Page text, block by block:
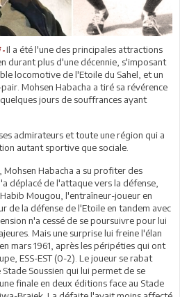
- Il a été l'une des principales attractions
durant plus d'une décennie, s'imposant
locomotive de l'Etoile du Sahel, et un
Mohsen Habacha a tiré sa révérence
jours de souffrances ayant
admirateurs et toute une région qui a
autant sportive que sociale.
Mohsen Habacha a su profiter des
déplacé de l'attaque vers la défense,
Mougou, l'entraîneur-joueur en
de la défense de l'Etoile en tandem avec
n'a cessé de se poursuivre pour lui
Mais une surprise lui freine l'élan
mars 1961, après les péripéties qui ont
ESS-EST (0-2). Le joueur se rabat
Soussien qui lui permet de se
finale en deux éditions face au Stade